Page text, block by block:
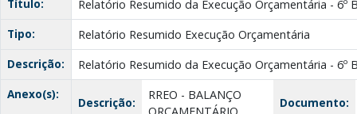
Título:
Relatório Resumido da Execução Orçamentária - 6º
Tipo:
Relatório Resumido Execução Orçamentária
Descrição:
Relatório Resumido da Execução Orçamentária - 6º
Anexo(s):
Descrição:
RREO - BALANÇO
Documento: